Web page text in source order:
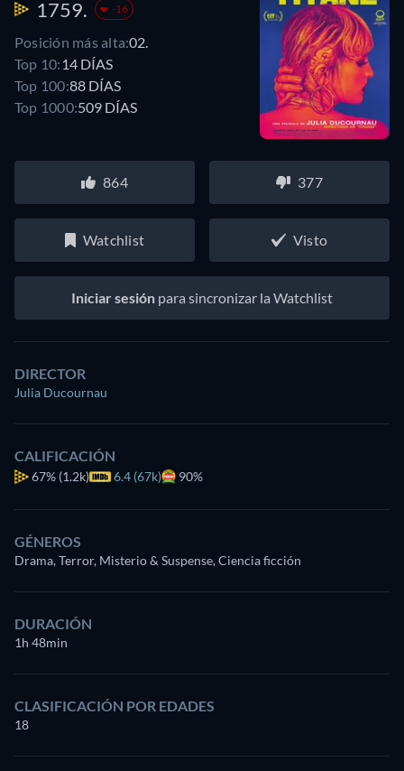
1759. -16
Posición más alta:02.
Top 10: 14 DÍAS
Top 100:88 DÍAS
Top 1000:509 DÍAS
864 377
Watchlist Visto
Iniciar sesión para sincronizar la Watchlist
DIRECTOR
Julia Ducournau
CALIFICACIÓN
67% (1.2k) 6.4 (67k) 90%
GÉNEROS
Drama, Terror, Misterio & Suspense, Ciencia ficción
DURACIÓN
1h 48min
CLASIFICACIÓN POR EDADES
18